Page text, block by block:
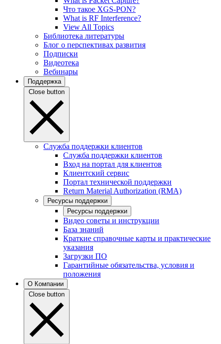
Что такое XGS-PON?
What is RF Interference?
View All Topics
Библиотека литературы
Блог о перспективах развития
Подписки
Видеотека
Вебинары
Поддержка
Close button
Служба поддержки клиентов
Служба поддержки клиентов
Вход на портал для клиентов
Клиентский сервис
Портал технической поддержки
Return Material Authorization (RMA)
Ресурсы поддержки
Ресурсы поддержки
Видео советы и инструкции
База знаний
Краткие справочные карты и практические
указания
Загрузки ПО
Гарантийные обязательства, условия и
положения
О Компании
Close button